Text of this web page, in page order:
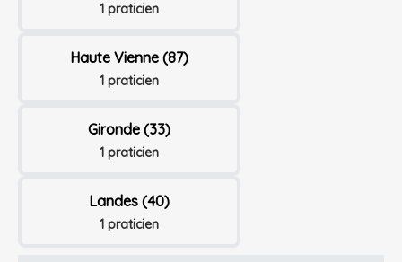
1 praticien
Haute Vienne (87)
1 praticien
Gironde (33)
1 praticien
Landes (40)
1 praticien